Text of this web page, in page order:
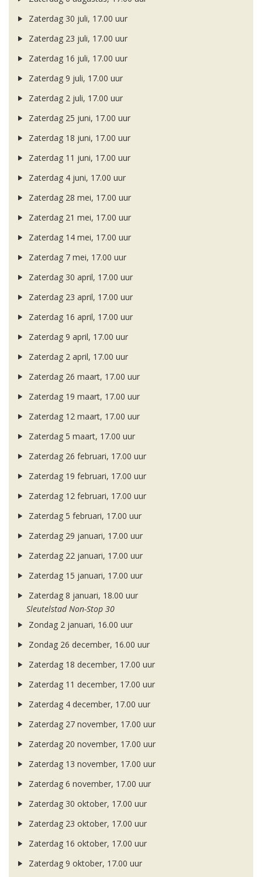
Zaterdag 30 juli, 17.00 uur
Zaterdag 23 juli, 17.00 uur
Zaterdag 16 juli, 17.00 uur
Zaterdag 9 juli, 17.00 uur
Zaterdag 2 juli, 17.00 uur
Zaterdag 25 juni, 17.00 uur
Zaterdag 18 juni, 17.00 uur
Zaterdag 11 juni, 17.00 uur
Zaterdag 4 juni, 17.00 uur
Zaterdag 28 mei, 17.00 uur
Zaterdag 21 mei, 17.00 uur
Zaterdag 14 mei, 17.00 uur
Zaterdag 7 mei, 17.00 uur
Zaterdag 30 april, 17.00 uur
Zaterdag 23 april, 17.00 uur
Zaterdag 16 april, 17.00 uur
Zaterdag 9 april, 17.00 uur
Zaterdag 2 april, 17.00 uur
Zaterdag 26 maart, 17.00 uur
Zaterdag 19 maart, 17.00 uur
Zaterdag 12 maart, 17.00 uur
Zaterdag 5 maart, 17.00 uur
Zaterdag 26 februari, 17.00 uur
Zaterdag 19 februari, 17.00 uur
Zaterdag 12 februari, 17.00 uur
Zaterdag 5 februari, 17.00 uur
Zaterdag 29 januari, 17.00 uur
Zaterdag 22 januari, 17.00 uur
Zaterdag 15 januari, 17.00 uur
Zaterdag 8 januari, 18.00 uur
Sleutelstad Non-Stop 30
Zondag 2 januari, 16.00 uur
Zondag 26 december, 16.00 uur
Zaterdag 18 december, 17.00 uur
Zaterdag 11 december, 17.00 uur
Zaterdag 4 december, 17.00 uur
Zaterdag 27 november, 17.00 uur
Zaterdag 20 november, 17.00 uur
Zaterdag 13 november, 17.00 uur
Zaterdag 6 november, 17.00 uur
Zaterdag 30 oktober, 17.00 uur
Zaterdag 23 oktober, 17.00 uur
Zaterdag 16 oktober, 17.00 uur
Zaterdag 9 oktober, 17.00 uur